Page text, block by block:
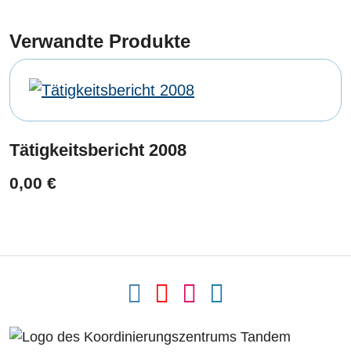
Verwandte Produkte
Tätigkeitsbericht 2008
0,00 €